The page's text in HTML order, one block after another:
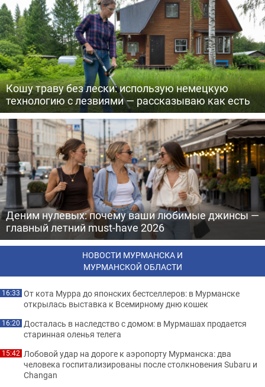
Кошу траву без лески: использую немецкую
технологию с лезвиями — рассказываю как есть
Деним нулевых: почему ваши любимые джинсы —
главный летний must-have 2026
НОВОСТИ МУРМАНСКА И
МУРМАНСКОЙ ОБЛАСТИ
16:33 От кота Мурра до японских бестселлеров: в Мурманске
открылась выставка к Всемирному дню кошек
16:20 Досталась в наследство с домом: в Мурмашах продается
старинная оленья телега
15:42 Лобовой удар на дороге к аэропорту Мурманска: два
человека госпитализированы после столкновения Subaru и
Changan